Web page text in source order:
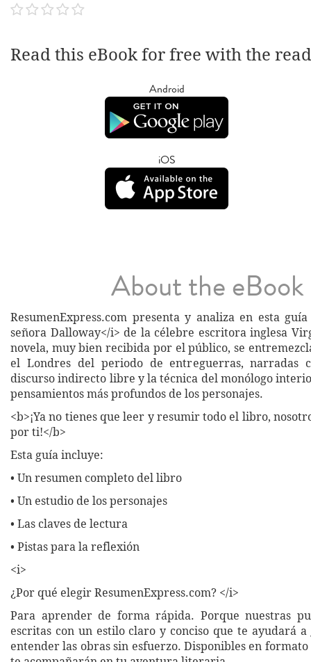
Read this eBook for free with the
Android
iOS
About the eBook
ResumenExpress.com presenta y analiza en esta
señora Dalloway</i> de la célebre escritora inglesa
novela, muy bien recibida por el público, se
el Londres del periodo de entreguerras, narradas
discurso indirecto libre y la técnica del monólogo
pensamientos más profundos de los personajes.
<b>¡Ya no tienes que leer y resumir todo el libro,
por ti!</b>
Esta guía incluye:
• Un resumen completo del libro
• Un estudio de los personajes
• Las claves de lectura
• Pistas para la reflexión
<i>
¿Por qué elegir ResumenExpress.com? </i>
Para aprender de forma rápida. Porque nuestras
escritas con un estilo claro y conciso que te ayudará
entender las obras sin esfuerzo. Disponibles en